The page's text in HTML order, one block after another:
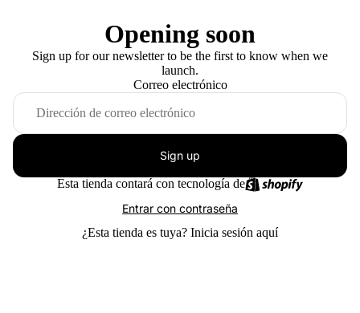
Opening soon
Sign up for our newsletter to be the first to know when we
launch.
Correo electrónico
Sign up
Esta tienda contará con tecnología de
Entrar con contraseña
¿Esta tienda es tuya? Inicia sesión aquí